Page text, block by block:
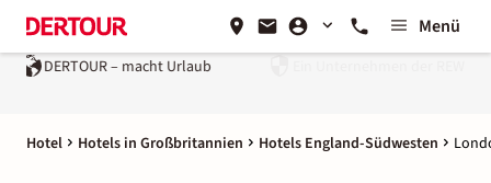
Menü
Ein Unternehmen derREWE Group
Hotel Hotels in Großbritannien Hotels England-Südwesten